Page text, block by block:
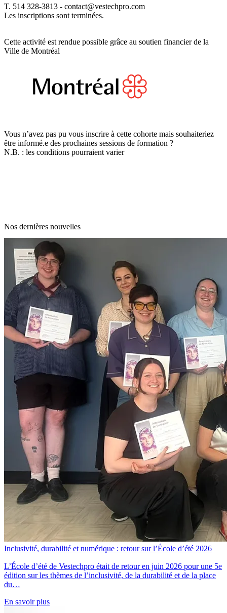
T. 514 328-3813 - contact@vestechpro.com
Les inscriptions sont terminées.
Cette activité est rendue possible grâce au soutien financier de la
Ville de Montréal
Vous n’avez pas pu vous inscrire à cette cohorte mais souhaiteriez
être informé.e des prochaines sessions de formation ?
N.B. : les conditions pourraient varier
Nos dernières nouvelles
Inclusivité, durabilité et numérique : retour sur l’École d’été 2026
L’École d’été de Vestechpro était de retour en juin 2026 pour une 5e
édition sur les thèmes de l’inclusivité, de la durabilité et de la place
du…
En savoir plus